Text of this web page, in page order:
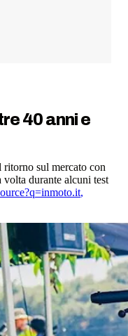
40 anni e
sul mercato con
durante alcuni test
,